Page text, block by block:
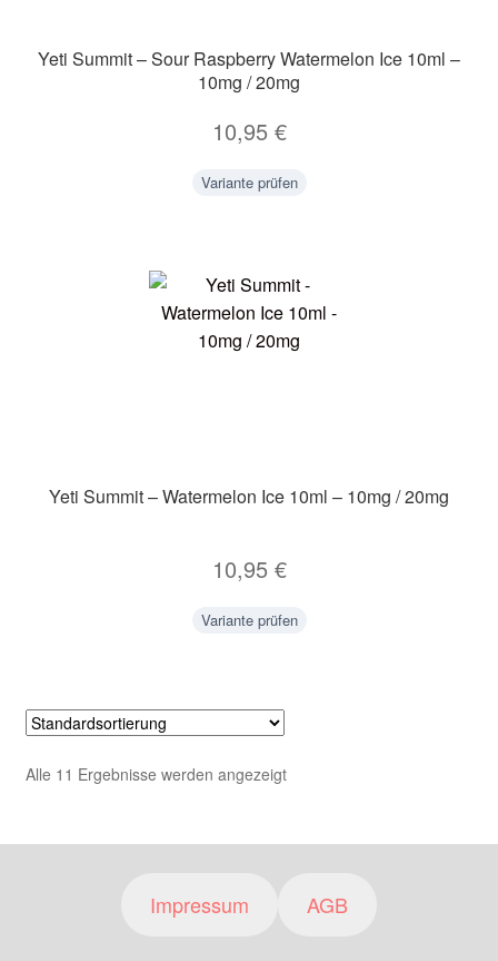
Yeti Summit – Sour Raspberry Watermelon Ice 10ml –
10mg / 20mg
10,95 €
Variante prüfen
Yeti Summit – Watermelon Ice 10ml – 10mg / 20mg
10,95 €
Variante prüfen
Alle 11 Ergebnisse werden angezeigt
Impressum AGB